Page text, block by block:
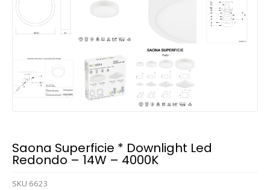
Saona Superficie * Downlight Led
Redondo – 14W – 4000K
SKU 6623